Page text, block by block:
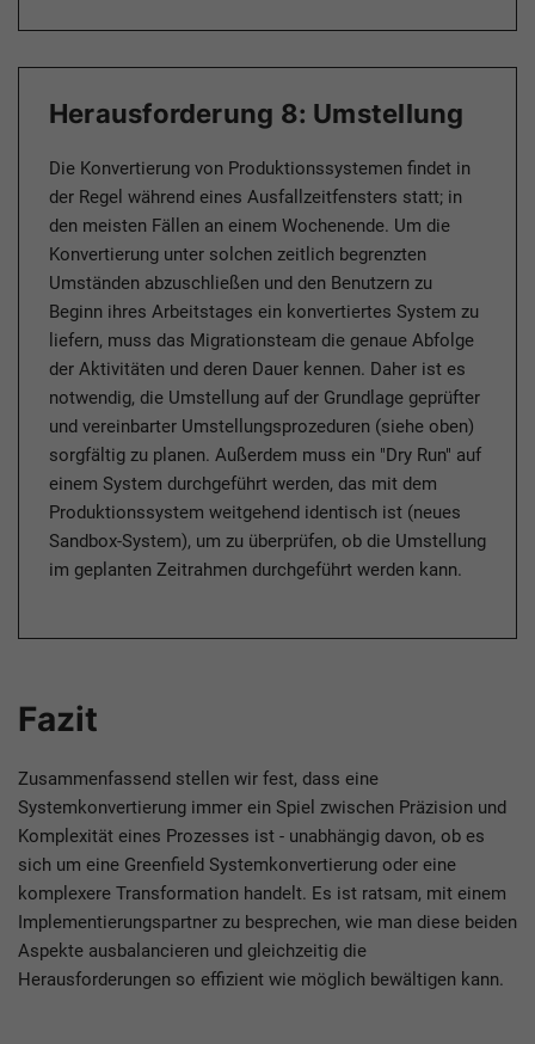
Herausforderung 8: Umstellung
Die Konvertierung von Produktionssystemen findet in
der Regel während eines Ausfallzeitfensters statt; in
den meisten Fällen an einem Wochenende. Um die
Konvertierung unter solchen zeitlich begrenzten
Umständen abzuschließen und den Benutzern zu
Beginn ihres Arbeitstages ein konvertiertes System zu
liefern, muss das Migrationsteam die genaue Abfolge
der Aktivitäten und deren Dauer kennen. Daher ist es
notwendig, die Umstellung auf der Grundlage geprüfter
und vereinbarter Umstellungsprozeduren (siehe oben)
sorgfältig zu planen. Außerdem muss ein "Dry Run" auf
einem System durchgeführt werden, das mit dem
Produktionssystem weitgehend identisch ist (neues
Sandbox-System), um zu überprüfen, ob die Umstellung
im geplanten Zeitrahmen durchgeführt werden kann.
Fazit
Zusammenfassend stellen wir fest, dass eine
Systemkonvertierung immer ein Spiel zwischen Präzision und
Komplexität eines Prozesses ist - unabhängig davon, ob es
sich um eine Greenfield Systemkonvertierung oder eine
komplexere Transformation handelt. Es ist ratsam, mit einem
Implementierungspartner zu besprechen, wie man diese beiden
Aspekte ausbalancieren und gleichzeitig die
Herausforderungen so effizient wie möglich bewältigen kann.